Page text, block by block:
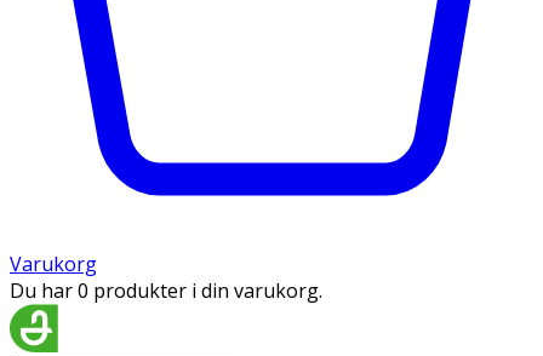
Varukorg
Du har 0 produkter i din varukorg.